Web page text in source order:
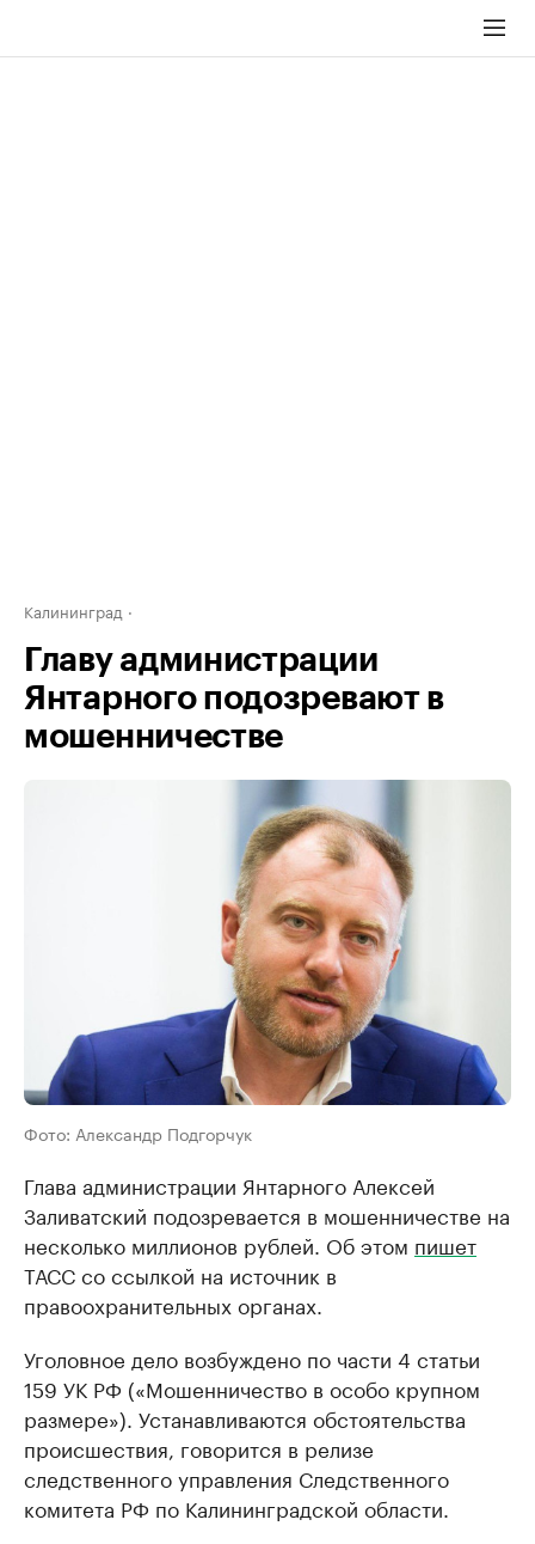
Калининград
Главу администрации
Янтарного подозревают в
мошенничестве
Фото: Александр Подгорчук
Глава администрации Янтарного Алексей
Заливатский подозревается в мошенничестве на
несколько миллионов рублей. Об этом пишет
ТАСС со ссылкой на источник в
правоохранительных органах.
Уголовное дело возбуждено по части 4 статьи
159 УК РФ («Мошенничество в особо крупном
размере»). Устанавливаются обстоятельства
происшествия, говорится в релизе
следственного управления Следственного
комитета РФ по Калининградской области.